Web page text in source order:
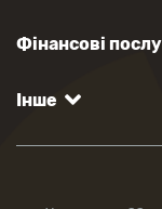
Фінансові
Інше